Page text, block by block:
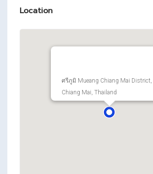
Location
ศรีภูมิ Mueang Chiang Mai District,
Chiang Mai, Thailand